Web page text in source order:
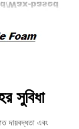
সুবিধা
দায়বদ্ধতা এবং